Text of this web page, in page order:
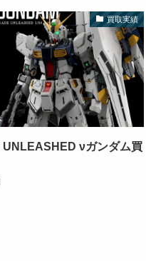
買取実績
UNLEASHED νガンダム買